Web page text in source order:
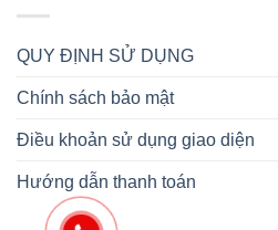
QUY ĐỊNH SỬ DỤNG
Chính sách bảo mật
Điều khoản sử dụng giao diện
Hướng dẫn thanh toán